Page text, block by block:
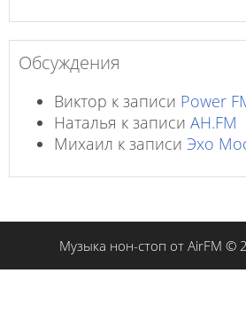
Обсуждения
Виктор к записи Power
Наталья к записи AH.FM
Михаил к записи Эхо
Музыка нон-стоп от AirFM ©